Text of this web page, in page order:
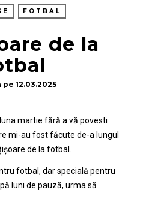
FOTBAL
de la
pe 12.03.2025
martie fără a vă povesti
mi-au fost făcute de-a lungul
de la fotbal.
fotbal, dar specială pentru
luni de pauză, urma să